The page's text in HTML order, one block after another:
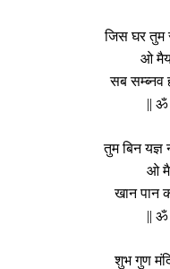
जिस घर तुम
ओ
सब सम्ब्नव
|| ॐ
तुम बिन यज्ञ
ओ
खान पान
|| ॐ
शुभ गुण